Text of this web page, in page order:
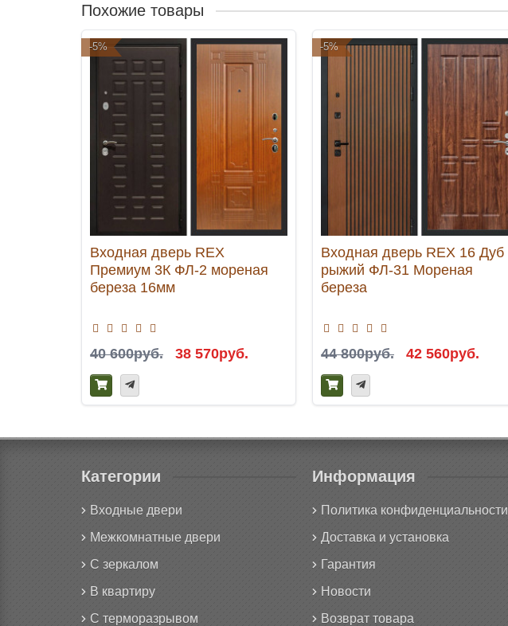
Похожие товары
-5%
Входная дверь REX
Премиум 3К ФЛ-2 мореная
береза 16мм
40 600руб. 38 570руб.
-5%
Входная дверь REX 16 Дуб
рыжий ФЛ-31 Мореная
береза
44 800руб. 42 560руб.
Категории
Входные двери
Межкомнатные двери
С зеркалом
В квартиру
С терморазрывом
Информация
Политика конфиденциальности
Доставка и установка
Гарантия
Новости
Возврат товара